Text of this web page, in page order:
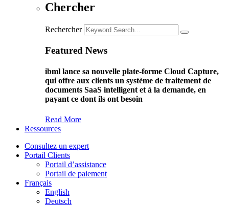
Chercher
Rechercher
Featured News
ibml lance sa nouvelle plate-forme Cloud Capture,
qui offre aux clients un système de traitement de
documents SaaS intelligent et à la demande, en
payant ce dont ils ont besoin
Read More
Ressources
Consultez un expert
Portail Clients
Portail d’assistance
Portail de paiement
Français
English
Deutsch